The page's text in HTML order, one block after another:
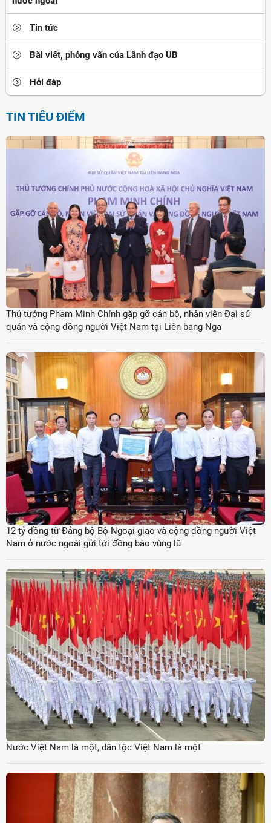
Tin tức
Bài viết, phỏng vấn của Lãnh đạo UB
Hỏi đáp
TIN TIÊU ĐIỂM
Thủ tướng Phạm Minh Chính gặp gỡ cán bộ, nhân viên Đại sứ
quán và cộng đồng người Việt Nam tại Liên bang Nga
12 tỷ đồng từ Đảng bộ Bộ Ngoại giao và cộng đồng người Việt
Nam ở nước ngoài gửi tới đồng bào vùng lũ
Nước Việt Nam là một, dân tộc Việt Nam là một